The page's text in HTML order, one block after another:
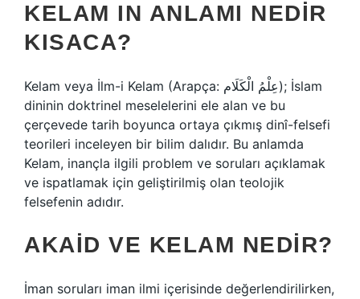
KELAM IN ANLAMI NEDIR
KISACA?
Kelam veya İlm-i Kelam (Arapça: عِلْمُ الْكَلَام‎); İslam
dininin doktrinel meselelerini ele alan ve bu
çerçevede tarih boyunca ortaya çıkmış dinî-felsefi
teorileri inceleyen bir bilim dalıdır. Bu anlamda
Kelam, inançla ilgili problem ve soruları açıklamak
ve ispatlamak için geliştirilmiş olan teolojik
felsefenin adıdır.
AKAID VE KELAM NEDIR?
İman soruları iman ilmi içerisinde değerlendirilirken,